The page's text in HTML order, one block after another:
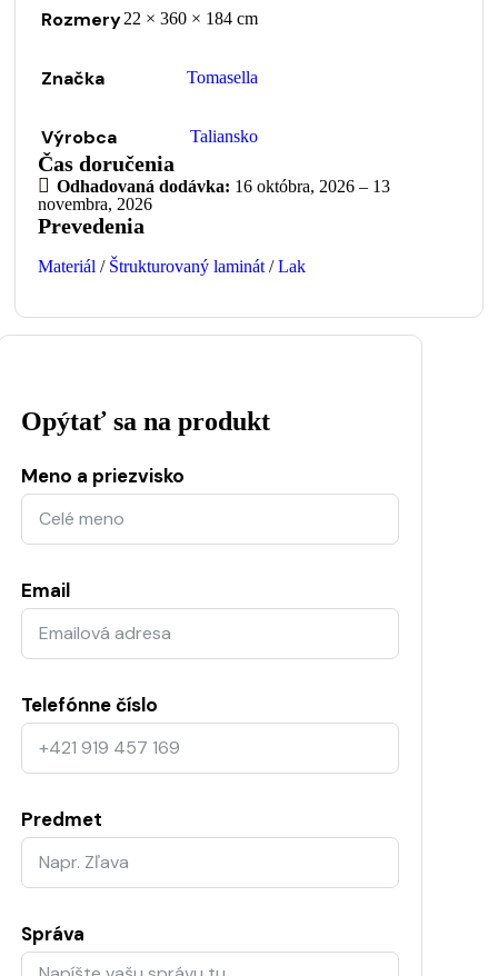
Rozmery22 × 360 × 184 cm
Značka Tomasella
Výrobca Taliansko
Čas doručenia
Odhadovaná dodávka: 16 októbra, 2026 – 13
novembra, 2026
Prevedenia
Materiál / Štrukturovaný laminát /Lak
Opýtať sa na produkt
Meno a priezvisko
Email
Telefónne číslo
Predmet
Správa